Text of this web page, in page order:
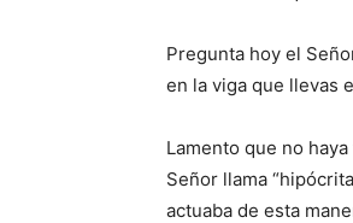
Pregunta hoy el
en la viga que llevas
Lamento que no
Señor llama
actuaba de esta